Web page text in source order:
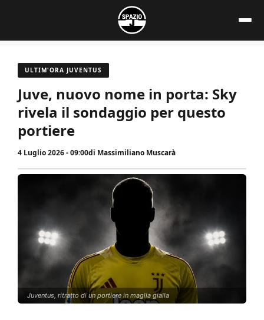
contenuto
ULTIM'ORA JUVENTUS
Juve, nuovo nome in porta: Sky
rivela il sondaggio per questo
portiere
4 Luglio 2026 - 09:00di Massimiliano Muscarà
Juventus, ritratto di un portiere in maglia gialla